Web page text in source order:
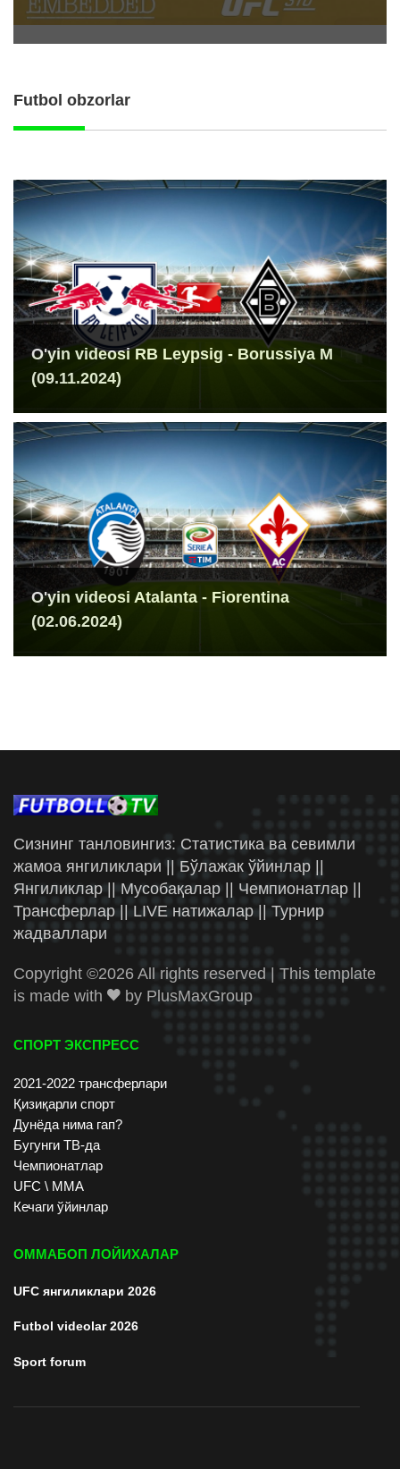
Futbol obzorlar
O'yin videosi RB Leypsig - Borussiya M
(09.11.2024)
O'yin videosi Atalanta - Fiorentina
(02.06.2024)
Сизнинг танловингиз: Статистика ва севимли
жамоа янгиликлари || Бўлажак ўйинлар ||
Янгиликлар || Мусобақалар || Чемпионатлар ||
Трансферлар || LIVE натижалар || Турнир
жадваллари
Copyright ©2026 All rights reserved | This template
is made with
by PlusMaxGroup
СПОРТ ЭКСПРЕСС
2021-2022 трансферлари
Қизиқарли спорт
Дунёда нима гап?
Бугунги ТВ-да
Чемпионатлар
UFC \ ММА
Кечаги ўйинлар
ОММАБОП ЛОЙИХАЛАР
UFC янгиликлари 2026
Futbol videolar 2026
Sport forum